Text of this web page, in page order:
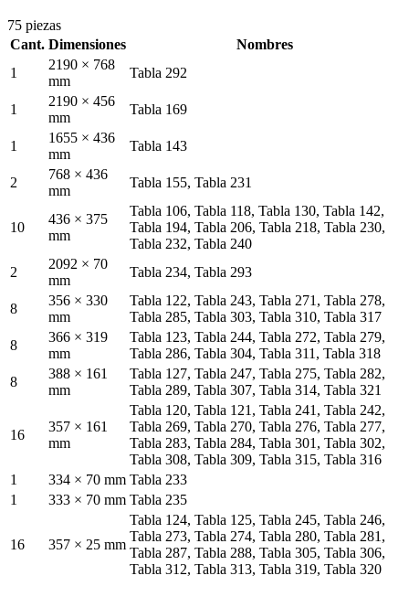
75 piezas
Cant. Dimensiones
Nombres
1
2190 × 768
mm
Tabla 292
1
2190 × 456
mm
Tabla 169
1
1655 × 436
mm
Tabla 143
2
768 × 436
mm
Tabla 155, Tabla 231
10
436 × 375
mm
Tabla 106, Tabla 118, Tabla 130, Tabla 142,
Tabla 194, Tabla 206, Tabla 218, Tabla 230,
Tabla 232, Tabla 240
2
2092 × 70
mm
Tabla 234, Tabla 293
8
356 × 330
mm
Tabla 122, Tabla 243, Tabla 271, Tabla 278,
Tabla 285, Tabla 303, Tabla 310, Tabla 317
8
366 × 319
mm
Tabla 123, Tabla 244, Tabla 272, Tabla 279,
Tabla 286, Tabla 304, Tabla 311, Tabla 318
8
388 × 161
mm
Tabla 127, Tabla 247, Tabla 275, Tabla 282,
Tabla 289, Tabla 307, Tabla 314, Tabla 321
16
357 × 161
mm
Tabla 120, Tabla 121, Tabla 241, Tabla 242,
Tabla 269, Tabla 270, Tabla 276, Tabla 277,
Tabla 283, Tabla 284, Tabla 301, Tabla 302,
Tabla 308, Tabla 309, Tabla 315, Tabla 316
1
334 × 70 mm Tabla 233
1
333 × 70 mm Tabla 235
16 357 × 25 mm
Tabla 124, Tabla 125, Tabla 245, Tabla 246,
Tabla 273, Tabla 274, Tabla 280, Tabla 281,
Tabla 287, Tabla 288, Tabla 305, Tabla 306,
Tabla 312, Tabla 313, Tabla 319, Tabla 320